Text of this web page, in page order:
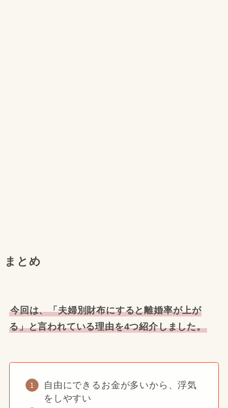
まとめ
今回は、「夫婦別財布にすると離婚率が上が
る」と言われている理由を4つ紹介しました。
自由にできるお金が多いから、浮気
をしやすい